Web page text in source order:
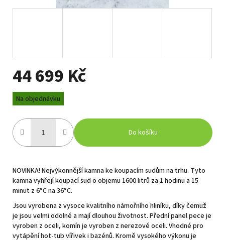
44 699 Kč
Měrná
cena:
Na objednávku
Do košíku
NOVINKA! Nejvýkonnější kamna ke koupacím sudům na trhu. Tyto
kamna vyhřejí koupací sud o objemu 1600 litrů za 1 hodinu a 15
minut z 6°C na 36°C.
Jsou vyrobena z vysoce kvalitního námořního hliníku, díky čemuž
je jsou velmi odolné a mají dlouhou životnost. Přední panel pece je
vyroben z oceli, komín je vyroben z nerezové oceli. Vhodné pro
vytápění hot-tub vířivek i bazénů. Kromě vysokého výkonu je